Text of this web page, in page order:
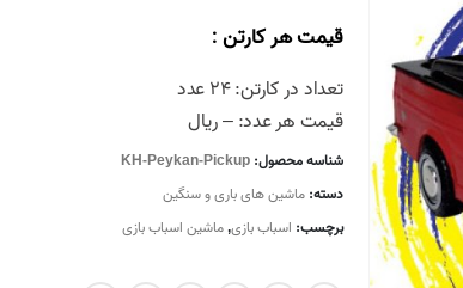
قیمت هر کارتن :
تعداد در کارتن: ۲۴ عدد
قیمت هر عدد: – ریال
شناسه محصول:KH-Peykan-Pickup
دسته:ماشین های باری و سنگین
برچسب: اسباب بازی,ماشین اسباب بازی